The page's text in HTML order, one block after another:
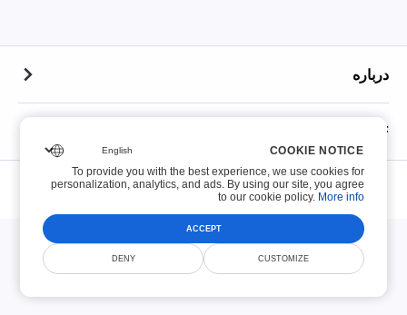
درباره
درباره
تماس
سیاست نگهداری فایل
سیاست استفاده قابل قبول
PDFهای قابل پر کردن
PDFهای قابل پر کردن
صد فرم برتر
فرم‌های مالیاتی IRS
فرم‌های USCIS
© Smallize Pty Ltd 2026. تمام حقوق محفوظ است.
شرایط خدمات
COOKIE NOTICE
To provide you with the best experience, we use cookies for
personalization, analytics, and ads. By using our site, you agree
to our cookie policy. More info
ACCEPT
CUSTOMIZE
DENY
COOKIE NOTICE
To provide you with the best experience, we use cookies for
personalization, analytics, and ads. By using our site, you agree
to our cookie policy. More info
ACCEPT
CUSTOMIZE
DENY